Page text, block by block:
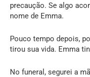
precaução. Se algo
nome de Emma.
Pouco tempo depois,
tirou sua vida. Emma
No funeral, segurei a